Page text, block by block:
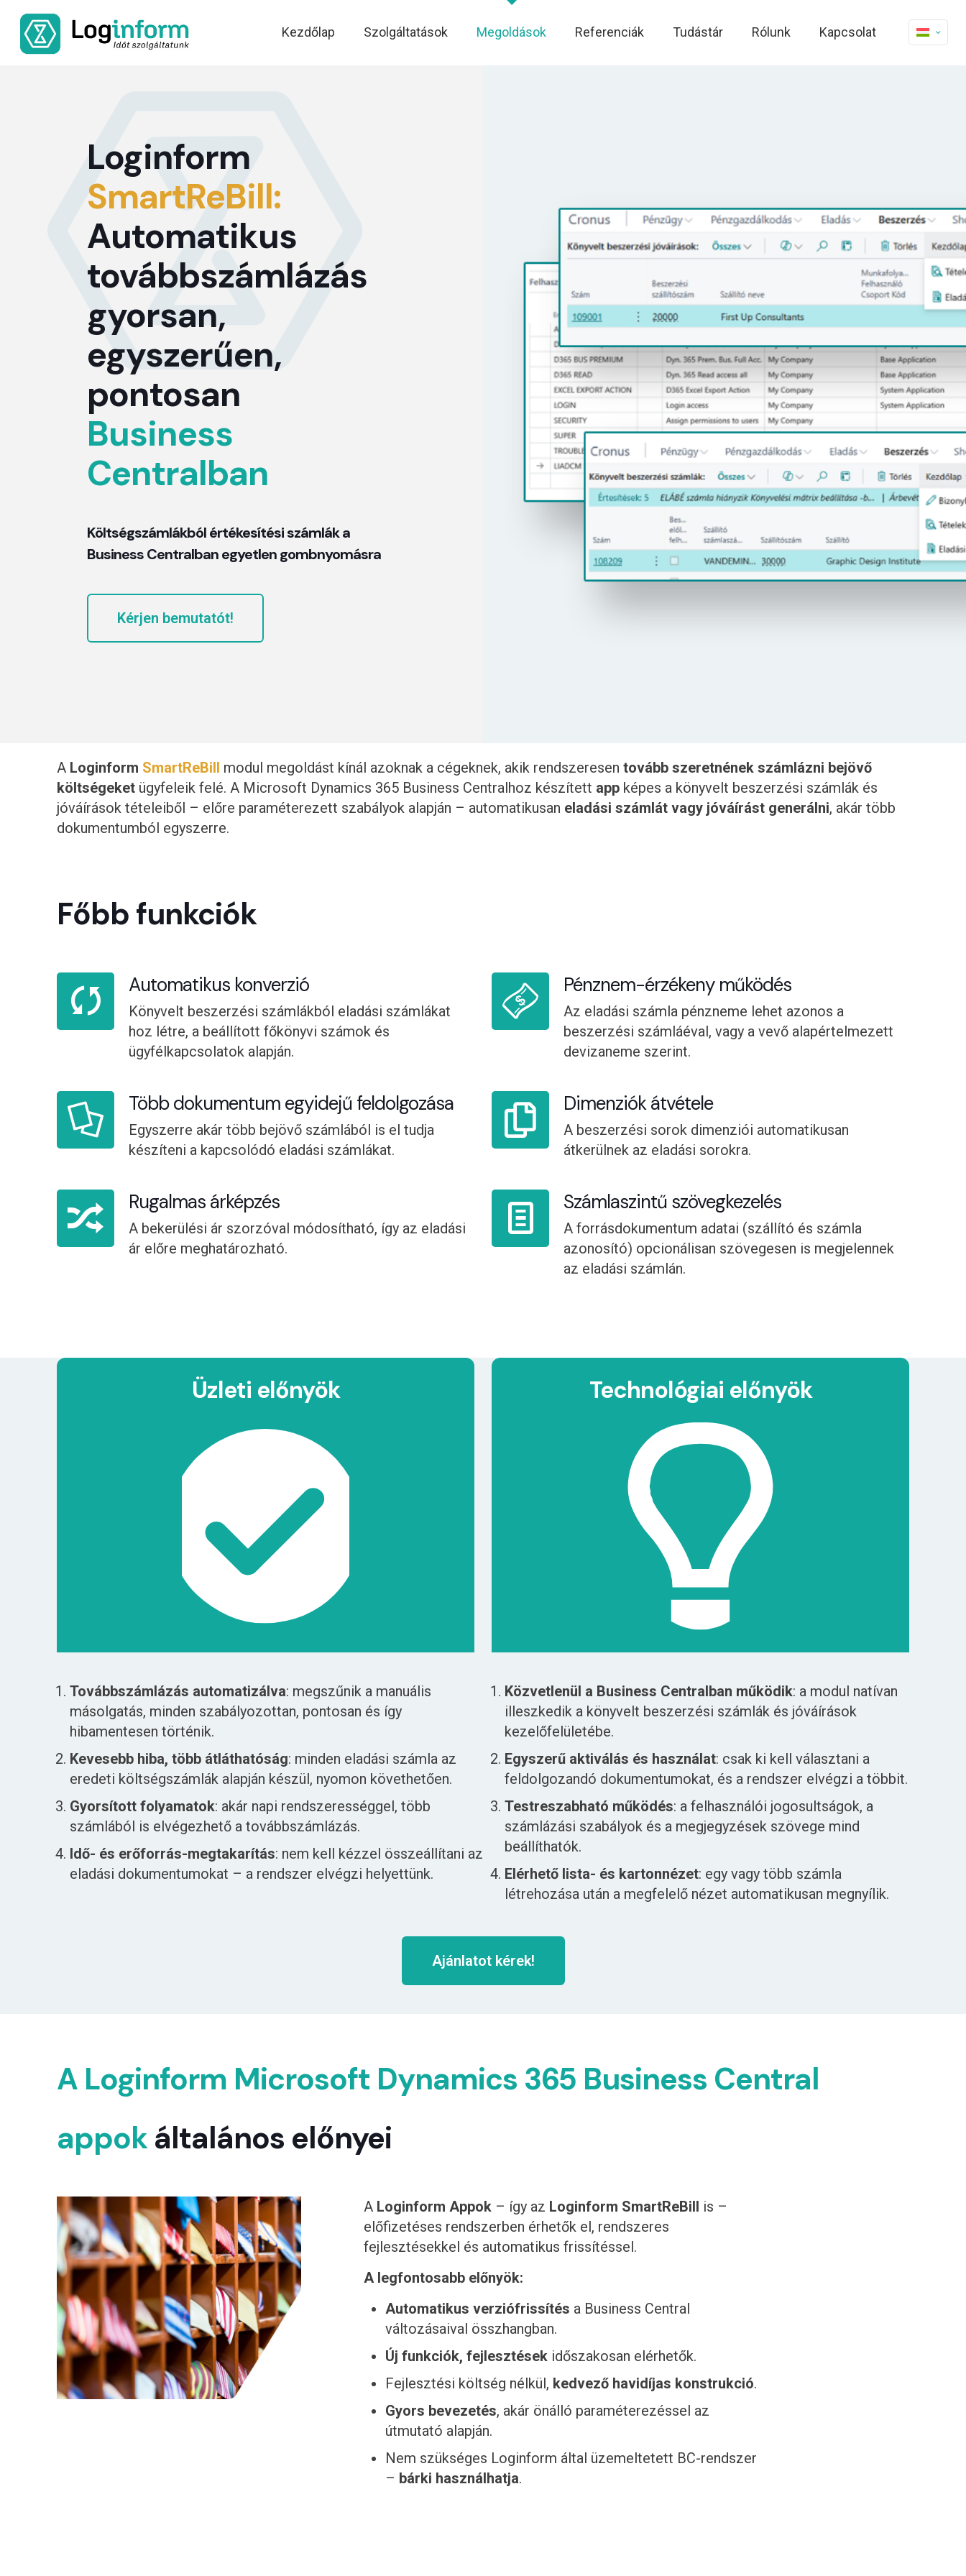
Kezdőlap Szolgáltatások Megoldások Referenciák Tudástár Rólunk Kapcsolat
Loginform
SmartReBill:
Automatikus
továbbszámlázás
gyorsan,
egyszerűen,
pontosan
Business
Centralban
Költségszámlákból értékesítési számlák a
Business Centralban egyetlen gombnyomásra
Kérjen bemutatót!
A Loginform SmartReBill modul megoldást kínál azoknak a cégeknek, akik rendszeresen tovább szeretnének számlázni bejövő
költségeket ügyfeleik felé. A Microsoft Dynamics 365 Business Centralhoz készített app képes a könyvelt beszerzési számlák és
jóváírások tételeiből – előre paraméterezett szabályok alapján – automatikusan eladási számlát vagy jóváírást generálni, akár több
dokumentumból egyszerre.
Főbb funkciók
Automatikus konverzió
Könyvelt beszerzési számlákból eladási számlákat
hoz létre, a beállított főkönyvi számok és
ügyfélkapcsolatok alapján.
Pénznem-érzékeny működés
Az eladási számla pénzneme lehet azonos a
beszerzési számláéval, vagy a vevő alapértelmezett
devizaneme szerint.
Több dokumentum egyidejű feldolgozása
Egyszerre akár több bejövő számlából is el tudja
készíteni a kapcsolódó eladási számlákat.
Dimenziók átvétele
A beszerzési sorok dimenziói automatikusan
átkerülnek az eladási sorokra.
Rugalmas árképzés
A bekerülési ár szorzóval módosítható, így az eladási
ár előre meghatározható.
Számlaszintű szövegkezelés
A forrásdokumentum adatai (szállító és számla
azonosító) opcionálisan szövegesen is megjelennek
az eladási számlán.
Üzleti előnyök
Tovább­számlázás automatizálva: megszűnik a manuális
másolgatás, minden szabályozottan, pontosan és így
hibamentesen történik.
Kevesebb hiba, több átláthatóság: minden eladási számla az
eredeti költségszámlák alapján készül, nyomon követhetően.
Gyorsított folyamatok: akár napi rendszerességgel, több
számlából is elvégezhető a tovább­számlázás.
Idő- és erőforrás-megtakarítás: nem kell kézzel összeállítani az
eladási dokumentumokat – a rendszer elvégzi helyettünk.
Technológiai előnyök
Közvetlenül a Business Centralban működik: a modul natívan
illeszkedik a könyvelt beszerzési számlák és jóváírások
kezelőfelületébe.
Egyszerű aktiválás és használat: csak ki kell választani a
feldolgozandó dokumentumokat, és a rendszer elvégzi a többit.
Testreszabható működés: a felhasználói jogosultságok, a
számlázási szabályok és a megjegyzések szövege mind
beállíthatók.
Elérhető lista- és kartonnézet: egy vagy több számla
létrehozása után a megfelelő nézet automatikusan megnyílik.
Ajánlatot kérek!
A Loginform Microsoft Dynamics 365 Business Central
appokáltalános előnyei
A Loginform Appok– így az Loginform SmartReBill is –
előfizetéses rendszerben érhetők el, rendszeres
fejlesztésekkel és automatikus frissítéssel.
A legfontosabb előnyök:
Automatikus verziófrissítés a Business Central
változásaival összhangban.
Új funkciók, fejlesztésekidőszakosan elérhetők.
Fejlesztési költség nélkül, kedvező havidíjas konstrukció.
Gyors bevezetés, akár önálló paraméterezéssel az
útmutató alapján.
Nem szükséges Loginform által üzemeltetett BC-rendszer
– bárki használhatja.